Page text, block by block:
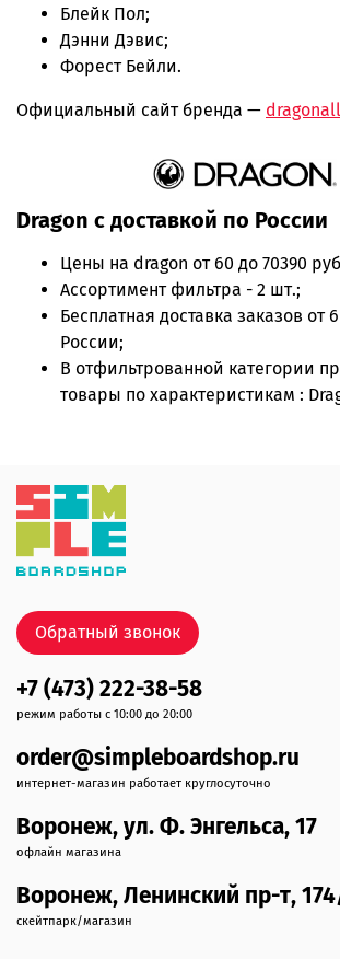
Блейк Пол;
Дэнни Дэвис;
Форест Бейли.
Официальный сайт бренда —
Dragon с доставкой по России
Цены на dragon от 60 до 70390
Ассортимент фильтра - 2 шт.;
Бесплатная доставка заказов от
России;
В отфильтрованной категории
товары по характеристикам :
+7 (473) 222-38-58
режим работы с 10:00 до 20:00
order@simpleboardshop.ru
интернет-магазин работает круглосуточно
Воронеж, ул. Ф. Энгельса, 17
офлайн магазина
Воронеж, Ленинский пр-т,
скейтпарк/магазин
Обратный звонок